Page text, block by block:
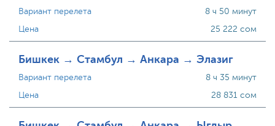
Вариант перелета
Цена
8 ч 50 минут
25 222 сом
Бишкек → Стамбул → Анкара → Элазиг
Вариант перелета
Цена
8 ч 35 минут
28 831 сом